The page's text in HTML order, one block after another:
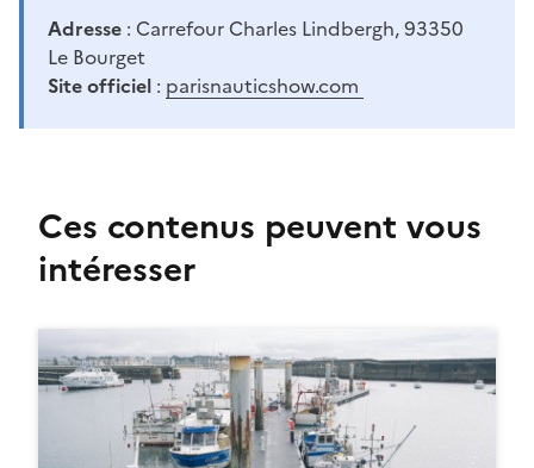
Adresse : Carrefour Charles Lindbergh, 93350
Le Bourget
Site officiel : parisnauticshow.com
Ces contenus peuvent vous
intéresser